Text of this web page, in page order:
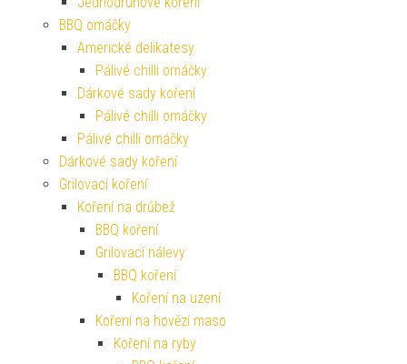
BBQ omáčky
Americké delikatesy
Pálivé chilli omáčky
Dárkové sady koření
Pálivé chilli omáčky
Pálivé chilli omáčky
Dárkové sady koření
Grilovací koření
Koření na drůbež
BBQ koření
Grilovací nálevy
BBQ koření
Koření na uzení
Koření na hovězí maso
Koření na ryby